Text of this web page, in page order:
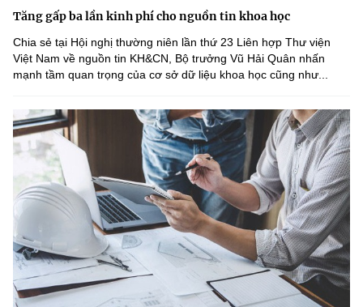
Tăng gấp ba lần kinh phí cho nguồn tin khoa học
Chia sẻ tại Hội nghị thường niên lần thứ 23 Liên hợp Thư viện
Việt Nam về nguồn tin KH&CN, Bộ trưởng Vũ Hải Quân nhấn
mạnh tầm quan trọng của cơ sở dữ liệu khoa học cũng như...